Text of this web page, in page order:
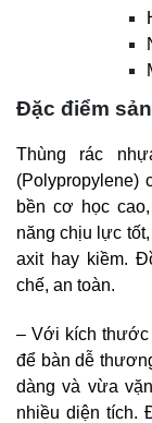
Đặc điểm
Thùng rác
(Polypropylene)
bền cơ học
năng chịu lực
axit hay kiềm.
chế, an toàn.
– Với kích thước
để bàn dễ
dàng và vừa
nhiều diện tích.